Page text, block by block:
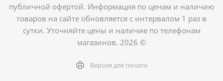
публичной офертой. Информация по ценам и наличию
товаров на сайте обновляется с интервалом 1 раз в
сутки. Уточняйте цены и наличие по телефонам
магазинов. 2026 ©
Версия для печати